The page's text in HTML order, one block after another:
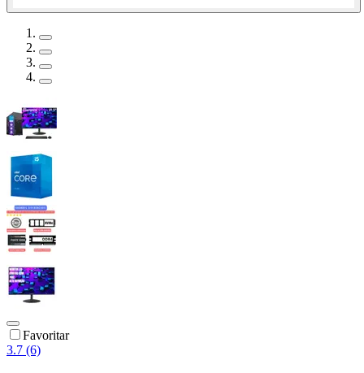
Favoritar
3.7 (6)